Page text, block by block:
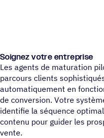
Soignez votre entreprise
Les agents de maturation
parcours clients
automatiquement en
de conversion. Votre
identifie la séquence
contenu pour guider les
vente.